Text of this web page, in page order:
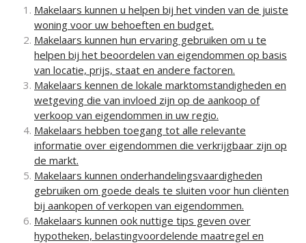
Makelaars kunnen u helpen bij het vinden van de juiste
woning voor uw behoeften en budget.
Makelaars kunnen hun ervaring gebruiken om u te
helpen bij het beoordelen van eigendommen op basis
van locatie, prijs, staat en andere factoren.
Makelaars kennen de lokale marktomstandigheden en
wetgeving die van invloed zijn op de aankoop of
verkoop van eigendommen in uw regio.
Makelaars hebben toegang tot alle relevante
informatie over eigendommen die verkrijgbaar zijn op
de markt.
Makelaars kunnen onderhandelingsvaardigheden
gebruiken om goede deals te sluiten voor hun cliënten
bij aankopen of verkopen van eigendommen.
Makelaars kunnen ook nuttige tips geven over
hypotheken, belastingvoordelende maatregel en